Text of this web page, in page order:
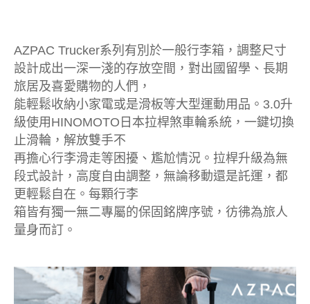
AZPAC Trucker系列有別於一般行李箱，調整尺寸
設計成出一深一淺的存放空間，對出國留學、長期
旅居及喜愛購物的人們，
能輕鬆收納小家電或是滑板等大型運動用品。3.0升
級使用HINOMOTO日本拉桿煞車輪系統，一鍵切換
止滑輪，解放雙手不
再擔心行李滑走等困擾、尷尬情況。拉桿升級為無
段式設計，高度自由調整，無論移動還是託運，都
更輕鬆自在。每顆行李
箱皆有獨一無二專屬的保固銘牌序號，彷彿為旅人
量身而訂。